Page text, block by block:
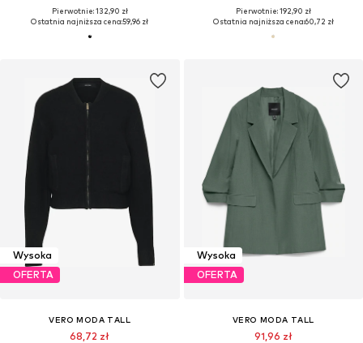
Pierwotnie: 132,90 zł
Ostatnia najniższa cena:59,96 zł
Pierwotnie: 192,90 zł
Ostatnia najniższa cena:60,72 zł
Wysoka
OFERTA
VERO MODA TALL
68,72 zł
Wysoka
OFERTA
VERO MODA TALL
91,96 zł